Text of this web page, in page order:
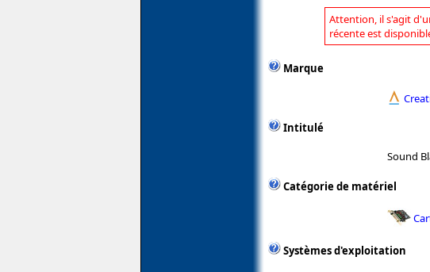
Attention, il s'agit
récente est
Marque
Intitulé
Sound
Catégorie de matériel
Systèmes d'exploitation